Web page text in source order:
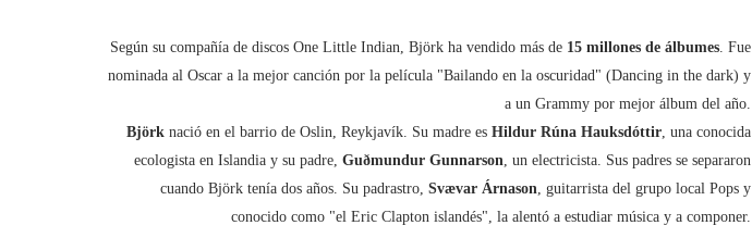
Según su compañía de discos One Little Indian, Björk ha vendido más de 15 millones de álbumes. Fue
nominada al Oscar a la mejor canción por la película "Bailando en la oscuridad" (Dancing in the dark) y
a un Grammy por mejor álbum del año.
Björk nació en el barrio de Oslin, Reykjavík. Su madre es Hildur Rúna Hauksdóttir, una conocida
ecologista en Islandia y su padre, Guðmundur Gunnarson, un electricista. Sus padres se separaron
cuando Björk tenía dos años. Su padrastro, Svævar Árnason, guitarrista del grupo local Pops y
conocido como "el Eric Clapton islandés", la alentó a estudiar música y a componer.